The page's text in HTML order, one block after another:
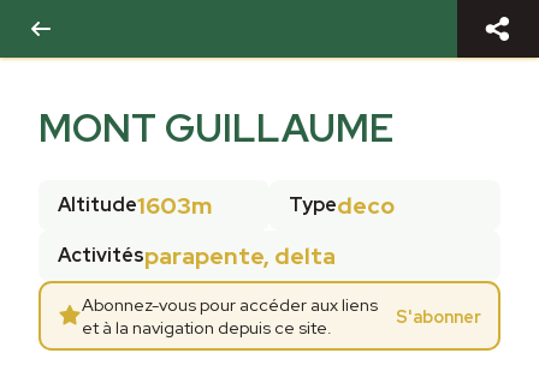
MONT GUILLAUME
Altitude1603m Typedeco
Activitésparapente, delta
Abonnez-vous pour accéder aux liens
et à la navigation depuis ce site.
S'abonner